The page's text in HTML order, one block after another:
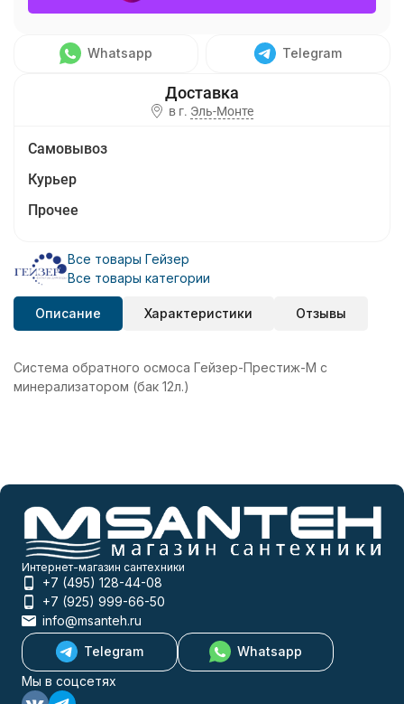
Whatsapp Telegram
в г. Эль-Монте
Самовывоз
Курьер
Прочее
Все товары Гейзер
Все товары категории
Описание Характеристики Отзывы
Система обратного осмоса Гейзер-Престиж-М с
минерализатором (бак 12л.)
Интернет-магазин сантехники
+7 (495) 128-44-08
+7 (925) 999-66-50
info@msanteh.ru
Telegram
Whatsapp
Мы в соцсетях